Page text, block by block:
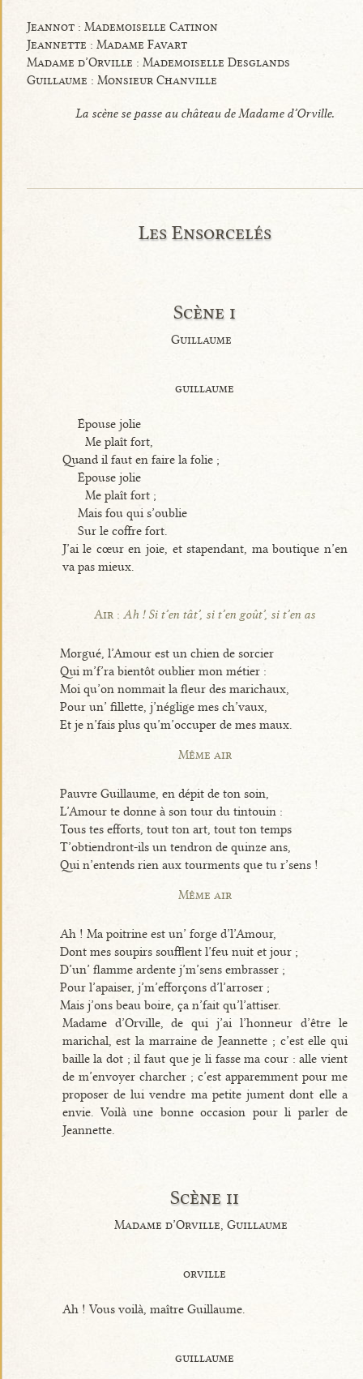
Jeannot : Mademoiselle Catinon
Jeannette : Madame Favart
Madame d’Orville : Mademoiselle Desglands
Guillaume : Monsieur Chanville
La scène se passe au château de Madame d’Orville.
Les Ensorcelés
Scène i
Guillaume
guillaume
Épouse jolie
Me plaît fort,
Quand il faut en faire la folie ;
Épouse jolie
Me plaît fort ;
Mais fou qui s’oublie
Sur le coffre fort.
J’ai le cœur en joie, et stapendant, ma boutique n’en
va pas mieux.
Air :Ah ! Si t’en tât’, si t’en goût’, si t’en as
Morgué, l’Amour est un chien de sorcier
Qui m’f’ra bientôt oublier mon métier :
Moi qu’on nommait la fleur des marichaux,
Pour un’ fillette, j’néglige mes ch’vaux,
Et je n’fais plus qu’m’occuper de mes maux.
Même air
Pauvre Guillaume, en dépit de ton soin,
L’Amour te donne à son tour du tintouin :
Tous tes efforts, tout ton art, tout ton temps
T’obtiendront-ils un tendron de quinze ans,
Qui n’entends rien aux tourments que tu r’sens !
Même air
Ah ! Ma poitrine est un’ forge d’l’Amour,
Dont mes soupirs soufflent l’feu nuit et jour ;
D’un’ flamme ardente j’m’sens embrasser ;
Pour l’apaiser, j’m’efforçons d’l’arroser ;
Mais j’ons beau boire, ça n’fait qu’l’attiser.
Madame d’Orville, de qui j’ai l’honneur d’être le
marichal, est la marraine de Jeannette ; c’est elle qui
baille la dot ; il faut que je li fasse ma cour : alle vient
de m’envoyer charcher ; c’est apparemment pour me
proposer de lui vendre ma petite jument dont elle a
envie. Voilà une bonne occasion pour li parler de
Jeannette.
Scène ii
Madame d’Orville, Guillaume
orville
Ah ! Vous voilà, maître Guillaume.
guillaume